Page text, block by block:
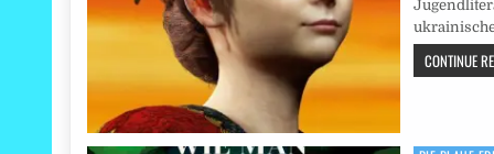
CONTINUE